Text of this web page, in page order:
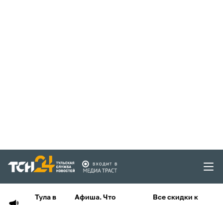
Тула в
Афиша. Что
Все скидки к